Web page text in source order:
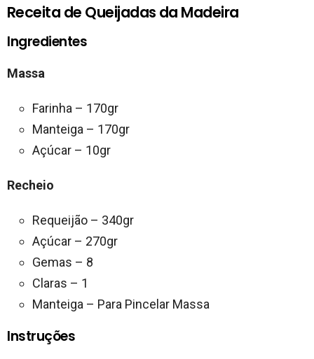
Receita de Queijadas da Madeira
Ingredientes
Massa
Farinha – 170gr
Manteiga – 170gr
Açúcar – 10gr
Recheio
Requeijão – 340gr
Açúcar – 270gr
Gemas – 8
Claras – 1
Manteiga – Para Pincelar Massa
Instruções